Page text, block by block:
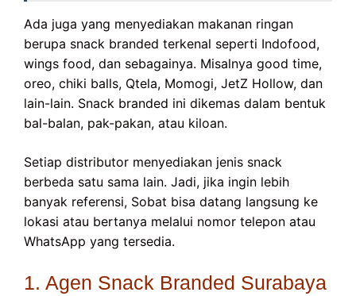
Ada juga yang menyediakan makanan ringan
berupa snack branded terkenal seperti Indofood,
wings food, dan sebagainya. Misalnya good time,
oreo, chiki balls, Qtela, Momogi, JetZ Hollow, dan
lain-lain. Snack branded ini dikemas dalam bentuk
bal-balan, pak-pakan, atau kiloan.
Setiap distributor menyediakan jenis snack
berbeda satu sama lain. Jadi, jika ingin lebih
banyak referensi, Sobat bisa datang langsung ke
lokasi atau bertanya melalui nomor telepon atau
WhatsApp yang tersedia.
1. Agen Snack Branded Surabaya